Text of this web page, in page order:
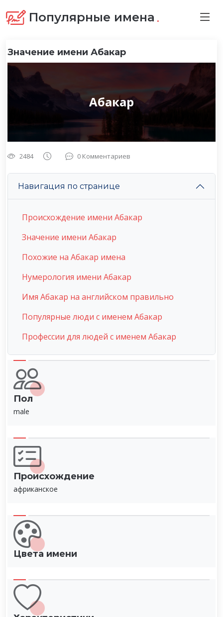
Популярные имена .
Значение имени Абакар
Абакар
2484 0 Комментариев
Навигация по странице
Происхождение имени Абакар
Значение имени Абакар
Похожие на Абакар имена
Нумерология имени Абакар
Имя Абакар на английском правильно
Популярные люди с именем Абакар
Профессии для людей с именем Абакар
Пол
male
Происхождение
африканское
Цвета имени